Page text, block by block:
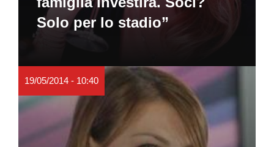
Solo per lo stadio”
19/05/2014 - 10:40